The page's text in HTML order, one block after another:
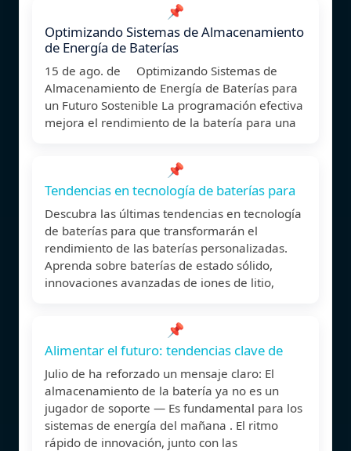
📌
Optimizando Sistemas de Almacenamiento
de Energía de Baterías
15 de ago. de Optimizando Sistemas de
Almacenamiento de Energía de Baterías para
un Futuro Sostenible La programación efectiva
mejora el rendimiento de la batería para una
📌
Tendencias en tecnología de baterías para
Descubra las últimas tendencias en tecnología
de baterías para que transformarán el
rendimiento de las baterías personalizadas.
Aprenda sobre baterías de estado sólido,
innovaciones avanzadas de iones de litio,
📌
Alimentar el futuro: tendencias clave de
Julio de ha reforzado un mensaje claro: El
almacenamiento de la batería ya no es un
jugador de soporte — Es fundamental para los
sistemas de energía del mañana . El ritmo
rápido de innovación, junto con las